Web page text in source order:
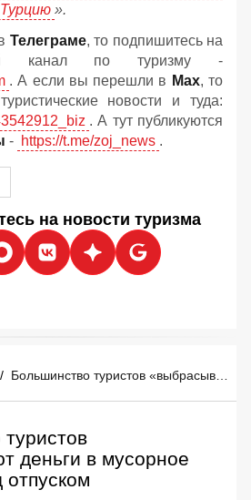
».
Телеграме, то подпишитесь на
канал по туризму -
. А если вы перешли в Мах, то
новости и туда:
. А тут публикуются
- https://t.me/zoj_news .
на новости туризма
/ Большинство туристов «выбрасывают деньги в мусорное ведро» перед отпуском
деньги в мусорное
отпуском